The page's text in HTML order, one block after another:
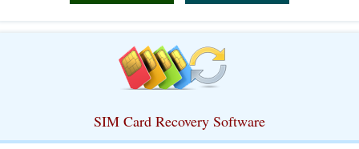
SIM Card Recovery Software